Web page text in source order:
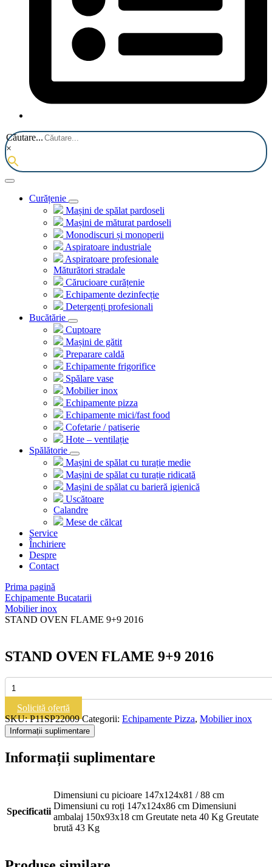
Căutare...
×
Curățenie
Mașini de spălat pardoseli
Mașini de măturat pardoseli
Monodiscuri și monoperii
Aspiratoare industriale
Aspiratoare profesionale
Măturători stradale
Cărucioare curățenie
Echipamente dezinfecție
Detergenți profesionali
Bucătărie
Cuptoare
Mașini de gătit
Preparare caldă
Echipamente frigorifice
Spălare vase
Mobilier inox
Echipamente pizza
Echipamente mici/fast food
Cofetarie / patiserie
Hote – ventilație
Spălătorie
Mașini de spălat cu turație medie
Mașini de spălat cu turație ridicată
Mașini de spălat cu barieră igienică
Uscătoare
Calandre
Mese de călcat
Service
Închiriere
Despre
Contact
Prima pagină
Echipamente Bucatarii
Mobilier inox
STAND OVEN FLAME 9+9 2016
STAND OVEN FLAME 9+9 2016
Cantitate
STAND
OVEN
FLAME
9+9
2016
Solicită ofertă
SKU:P11SP22009 Categorii: Echipamente Pizza, Mobilier inox
Informații suplimentare
Informații suplimentare
Specificatii
Dimensiuni cu picioare 147x124x81 / 88 cm
Dimensiuni cu roți 147x124x86 cm Dimensiuni
ambalaj 150x93x18 cm Greutate neta 40 Kg Greutate
brută 43 Kg